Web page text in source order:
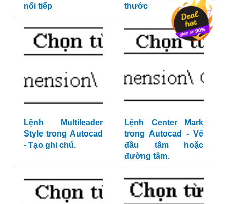
nối tiếp
thước
Lệnh Multileader
Style trong Autocad
- Tạo ghi chú.
Lệnh Center Mark
trong Autocad - Vẽ
đầu tâm hoặc
đường tâm.